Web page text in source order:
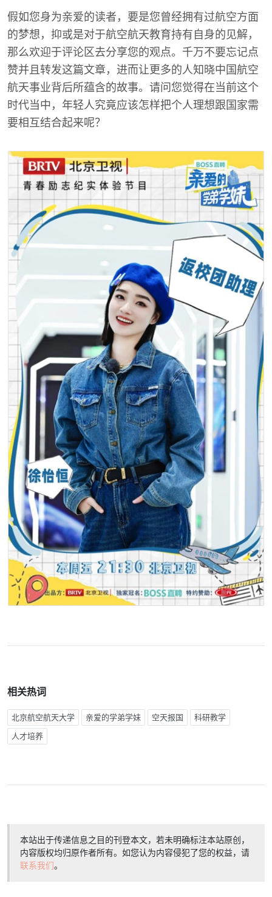
假如您身为亲爱的读者，要是您曾经拥有过航空方面
的梦想，抑或是对于航空航天教育持有自身的见解，
那么欢迎于评论区去分享您的观点。千万不要忘记点
赞并且转发这篇文章，进而让更多的人知晓中国航空
航天事业背后所蕴含的故事。请问您觉得在当前这个
时代当中，年轻人究竟应该怎样把个人理想跟国家需
要相互结合起来呢？
相关热词
北京航空航天大学 亲爱的学弟学妹 空天报国 科研教学
人才培养
本站出于传递信息之目的刊登本文，若未明确标注本站原创，
内容版权均归原作者所有。如您认为内容侵犯了您的权益，请
联系我们。